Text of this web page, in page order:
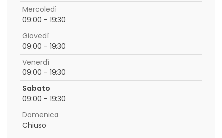
Mercoledì
09:00 - 19:30
Giovedì
09:00 - 19:30
Venerdì
09:00 - 19:30
Sabato
09:00 - 19:30
Domenica
Chiuso